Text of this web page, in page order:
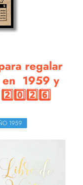
regalar
en 1959 y
1959